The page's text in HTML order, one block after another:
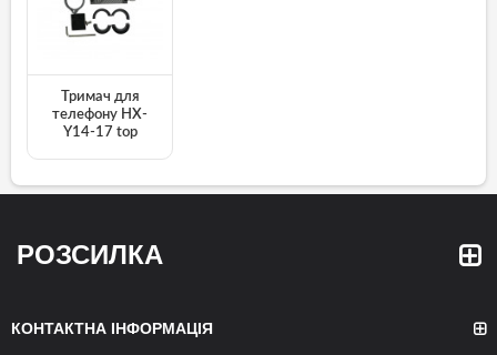
Тримач для
телефону HX-
Y14-17 top
РОЗСИЛКА
КОНТАКТНА ІНФОРМАЦІЯ